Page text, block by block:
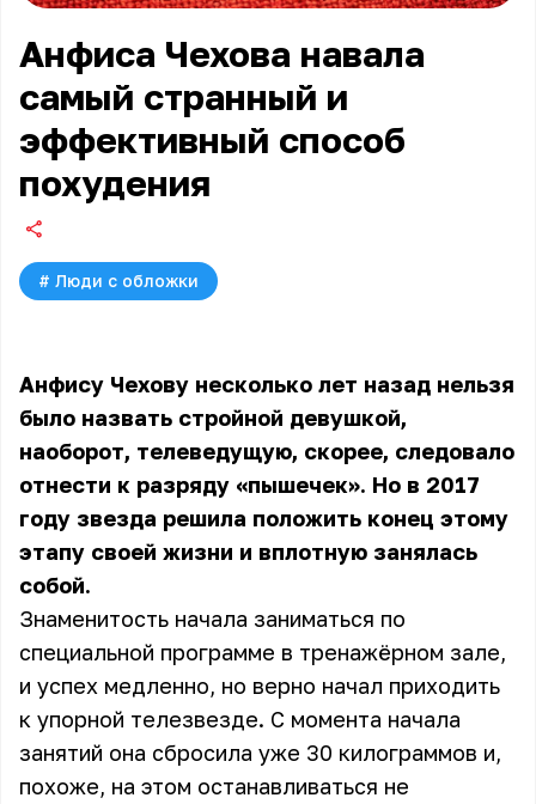
Анфиса Чехова навала
самый странный и
эффективный способ
похудения
# Люди с обложки
Анфису Чехову несколько лет назад нельзя
было назвать стройной девушкой,
наоборот, телеведущую, скорее, следовало
отнести к разряду «пышечек». Но в 2017
году звезда решила положить конец этому
этапу своей жизни и вплотную занялась
собой.
Знаменитость начала заниматься по
специальной программе в тренажёрном зале,
и успех медленно, но верно начал приходить
к упорной телезвезде. С момента начала
занятий она сбросила уже 30 килограммов и,
похоже, на этом останавливаться не